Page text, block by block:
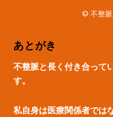
©不整
あとがき
不整脈と長く付き合って
す。
私自身は医療関係者では